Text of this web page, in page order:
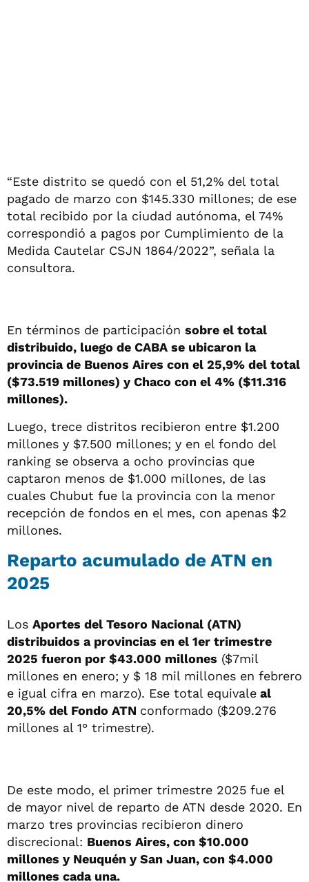
“Este distrito se quedó con el 51,2% del total
pagado de marzo con $145.330 millones; de ese
total recibido por la ciudad autónoma, el 74%
correspondió a pagos por Cumplimiento de la
Medida Cautelar CSJN 1864/2022”, señala la
consultora.
En términos de participación sobre el total
distribuido, luego de CABA se ubicaron la
provincia de Buenos Aires con el 25,9% del total
($73.519 millones) y Chaco con el 4% ($11.316
millones).
Luego, trece distritos recibieron entre $1.200
millones y $7.500 millones; y en el fondo del
ranking se observa a ocho provincias que
captaron menos de $1.000 millones, de las
cuales Chubut fue la provincia con la menor
recepción de fondos en el mes, con apenas $2
millones.
Reparto acumulado de ATN en
2025
Los Aportes del Tesoro Nacional (ATN)
distribuidos a provincias en el 1er trimestre
2025 fueron por $43.000 millones ($7mil
millones en enero; y $ 18 mil millones en febrero
e igual cifra en marzo). Ese total equivale al
20,5% del Fondo ATN conformado ($209.276
millones al 1° trimestre).
De este modo, el primer trimestre 2025 fue el
de mayor nivel de reparto de ATN desde 2020. En
marzo tres provincias recibieron dinero
discrecional: Buenos Aires, con $10.000
millones y Neuquén y San Juan, con $4.000
millones cada una.